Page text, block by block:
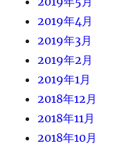
2019年4月
2019年3月
2019年2月
2019年1月
2018年12月
2018年11月
2018年10月